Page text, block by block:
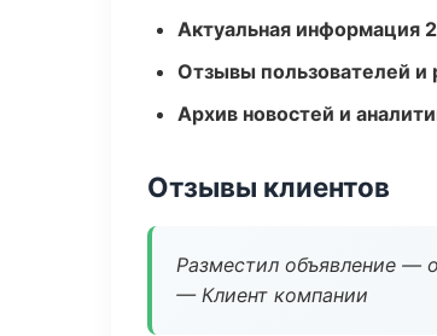
Актуальная информация
Отзывы пользователей и
Архив новостей и
Отзывы клиентов
Разместил объявление —
— Клиент компании